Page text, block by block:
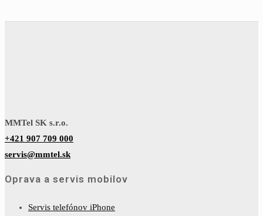
MMTel SK s.r.o.
+421 907 709 000
servis@mmtel.sk
Oprava a servis mobilov
Servis telefónov iPhone